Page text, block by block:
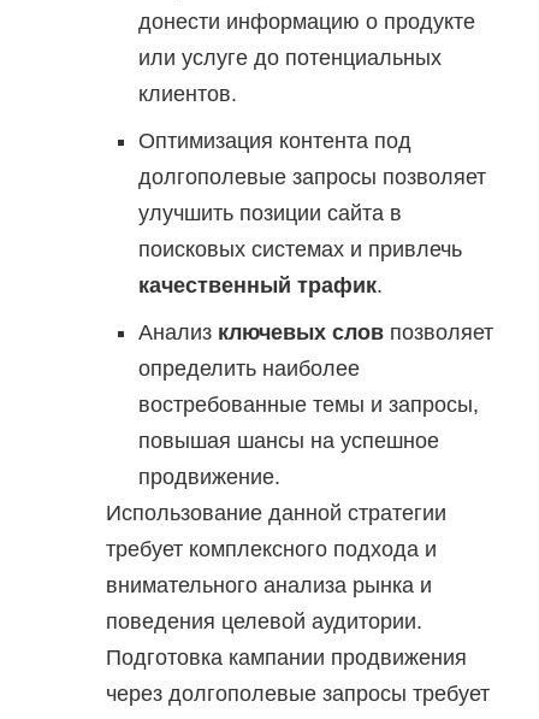
донести информацию о продукте
или услуге до потенциальных
клиентов.
Оптимизация контента под
долгополевые запросы позволяет
улучшить позиции сайта в
поисковых системах и привлечь
качественный трафик.
Анализ ключевых словпозволяет
определить наиболее
востребованные темы и запросы,
повышая шансы на успешное
продвижение.
Использование данной стратегии
требует комплексного подхода и
внимательного анализа рынка и
поведения целевой аудитории.
Подготовка кампании продвижения
через долгополевые запросы требует